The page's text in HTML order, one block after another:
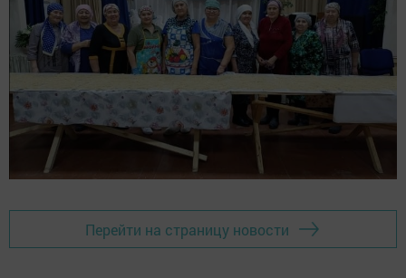
Перейти на страницу новости